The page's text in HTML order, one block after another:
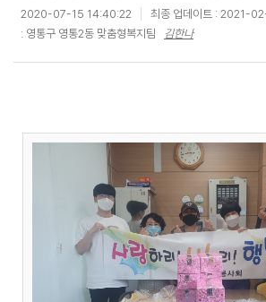
2020-07-15 14:40:22 최종 업데이트 : 2021-
: 영통구 영통2동 맞춤형복지팀
김한나